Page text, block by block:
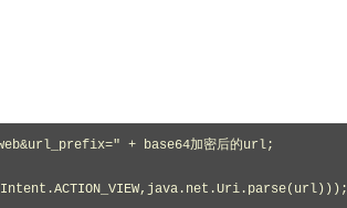
+ base64加密后的url;